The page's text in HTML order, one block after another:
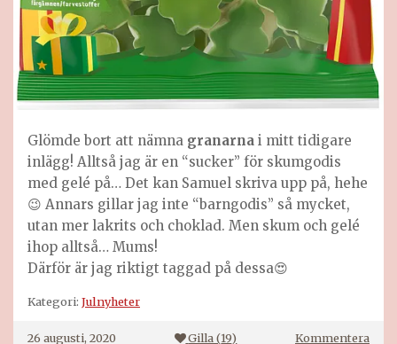
Glömde bort att nämna granarna i mitt tidigare
inlägg! Alltså jag är en “sucker” för skumgodis
med gelé på… Det kan Samuel skriva upp på, hehe
😉 Annars gillar jag inte “barngodis” så mycket,
utan mer lakrits och choklad. Men skum och gelé
ihop alltså… Mums!
Därför är jag riktigt taggad på dessa😍
Kategori: Julnyheter
26 augusti, 2020 Gilla (19) Kommenterapå